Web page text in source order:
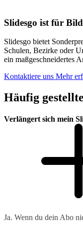
Slidesgo ist für
Slidesgo bietet
Schulen, Bezirke oder
ein maßgeschneidertes
Kontaktiere uns Mehr
Häufig
Verlängert sich mein
Ja. Wenn du dein Abo